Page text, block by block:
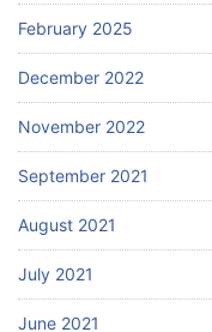
February 2025
December 2022
November 2022
September 2021
August 2021
July 2021
June 2021